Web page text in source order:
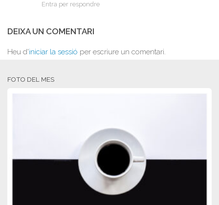
Entra per respondre
DEIXA UN COMENTARI
Heu d'iniciar la sessió per escriure un comentari.
FOTO DEL MES